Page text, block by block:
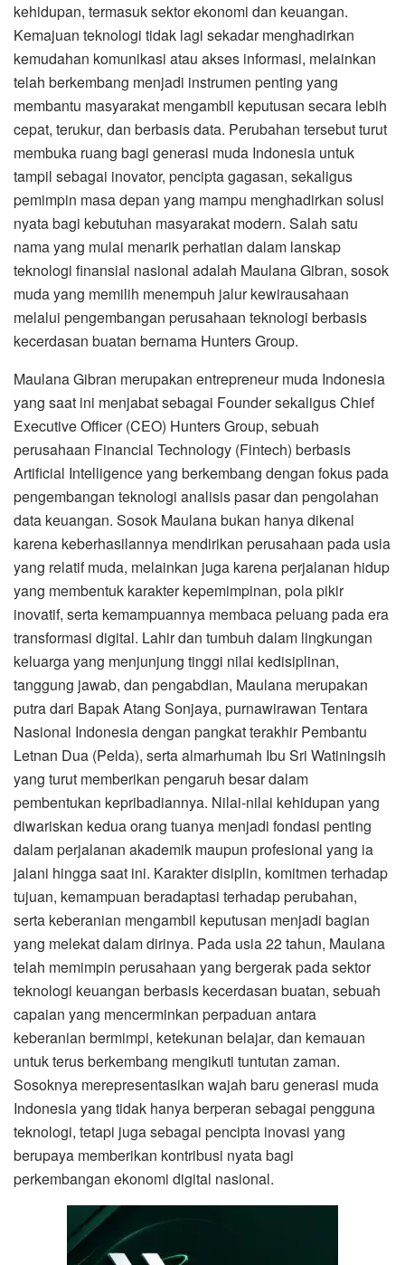
kehidupan, termasuk sektor ekonomi dan keuangan.
Kemajuan teknologi tidak lagi sekadar menghadirkan
kemudahan komunikasi atau akses informasi, melainkan
telah berkembang menjadi instrumen penting yang
membantu masyarakat mengambil keputusan secara lebih
cepat, terukur, dan berbasis data. Perubahan tersebut turut
membuka ruang bagi generasi muda Indonesia untuk
tampil sebagai inovator, pencipta gagasan, sekaligus
pemimpin masa depan yang mampu menghadirkan solusi
nyata bagi kebutuhan masyarakat modern. Salah satu
nama yang mulai menarik perhatian dalam lanskap
teknologi finansial nasional adalah Maulana Gibran, sosok
muda yang memilih menempuh jalur kewirausahaan
melalui pengembangan perusahaan teknologi berbasis
kecerdasan buatan bernama Hunters Group.
Maulana Gibran merupakan entrepreneur muda Indonesia
yang saat ini menjabat sebagai Founder sekaligus Chief
Executive Officer (CEO) Hunters Group, sebuah
perusahaan Financial Technology (Fintech) berbasis
Artificial Intelligence yang berkembang dengan fokus pada
pengembangan teknologi analisis pasar dan pengolahan
data keuangan. Sosok Maulana bukan hanya dikenal
karena keberhasilannya mendirikan perusahaan pada usia
yang relatif muda, melainkan juga karena perjalanan hidup
yang membentuk karakter kepemimpinan, pola pikir
inovatif, serta kemampuannya membaca peluang pada era
transformasi digital. Lahir dan tumbuh dalam lingkungan
keluarga yang menjunjung tinggi nilai kedisiplinan,
tanggung jawab, dan pengabdian, Maulana merupakan
putra dari Bapak Atang Sonjaya, purnawirawan Tentara
Nasional Indonesia dengan pangkat terakhir Pembantu
Letnan Dua (Pelda), serta almarhumah Ibu Sri Watiningsih
yang turut memberikan pengaruh besar dalam
pembentukan kepribadiannya. Nilai-nilai kehidupan yang
diwariskan kedua orang tuanya menjadi fondasi penting
dalam perjalanan akademik maupun profesional yang ia
jalani hingga saat ini. Karakter disiplin, komitmen terhadap
tujuan, kemampuan beradaptasi terhadap perubahan,
serta keberanian mengambil keputusan menjadi bagian
yang melekat dalam dirinya. Pada usia 22 tahun, Maulana
telah memimpin perusahaan yang bergerak pada sektor
teknologi keuangan berbasis kecerdasan buatan, sebuah
capaian yang mencerminkan perpaduan antara
keberanian bermimpi, ketekunan belajar, dan kemauan
untuk terus berkembang mengikuti tuntutan zaman.
Sosoknya merepresentasikan wajah baru generasi muda
Indonesia yang tidak hanya berperan sebagai pengguna
teknologi, tetapi juga sebagai pencipta inovasi yang
berupaya memberikan kontribusi nyata bagi
perkembangan ekonomi digital nasional.